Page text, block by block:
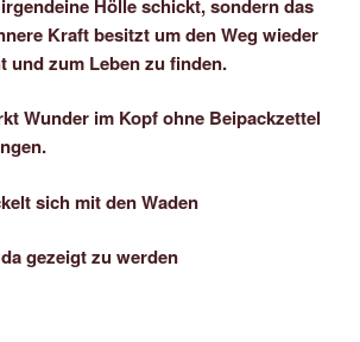
Hölle schickt, sondern das
Kraft besitzt um den Weg wieder
und zum Leben zu finden.
Wunder im Kopf ohne Beipackzettel
sich mit den Waden
gezeigt zu werden